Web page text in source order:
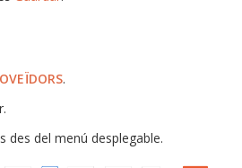
.
des del menú desplegable.